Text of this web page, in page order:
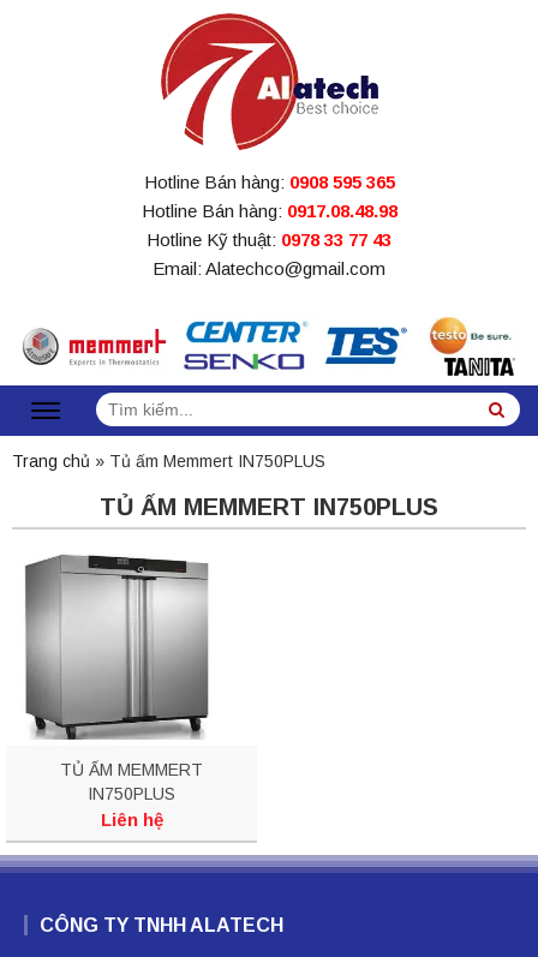
Hotline Bán hàng: 0908 595 365
Hotline Bán hàng: 0917.08.48.98
Hotline Kỹ thuật: 0978 33 77 43
Email: Alatechco@gmail.com
Tìm
kiếm:
Trang chủ » Tủ ấm Memmert IN750PLUS
TỦ ẤM MEMMERT IN750PLUS
TỦ ẤM MEMMERT
IN750PLUS
Liên hệ
CÔNG TY TNHH ALATECH